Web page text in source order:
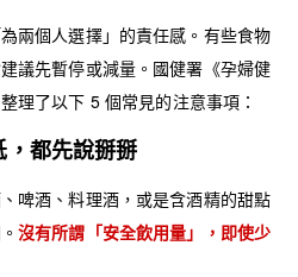
兩個人選擇」的責任感。有些食物
議先暫停或減量。國健署《孕婦健
理了以下 5 個常見的注意事項：
都先說掰掰
啤酒、料理酒，或是含酒精的甜點
沒有所謂「安全飲用量」，即使少